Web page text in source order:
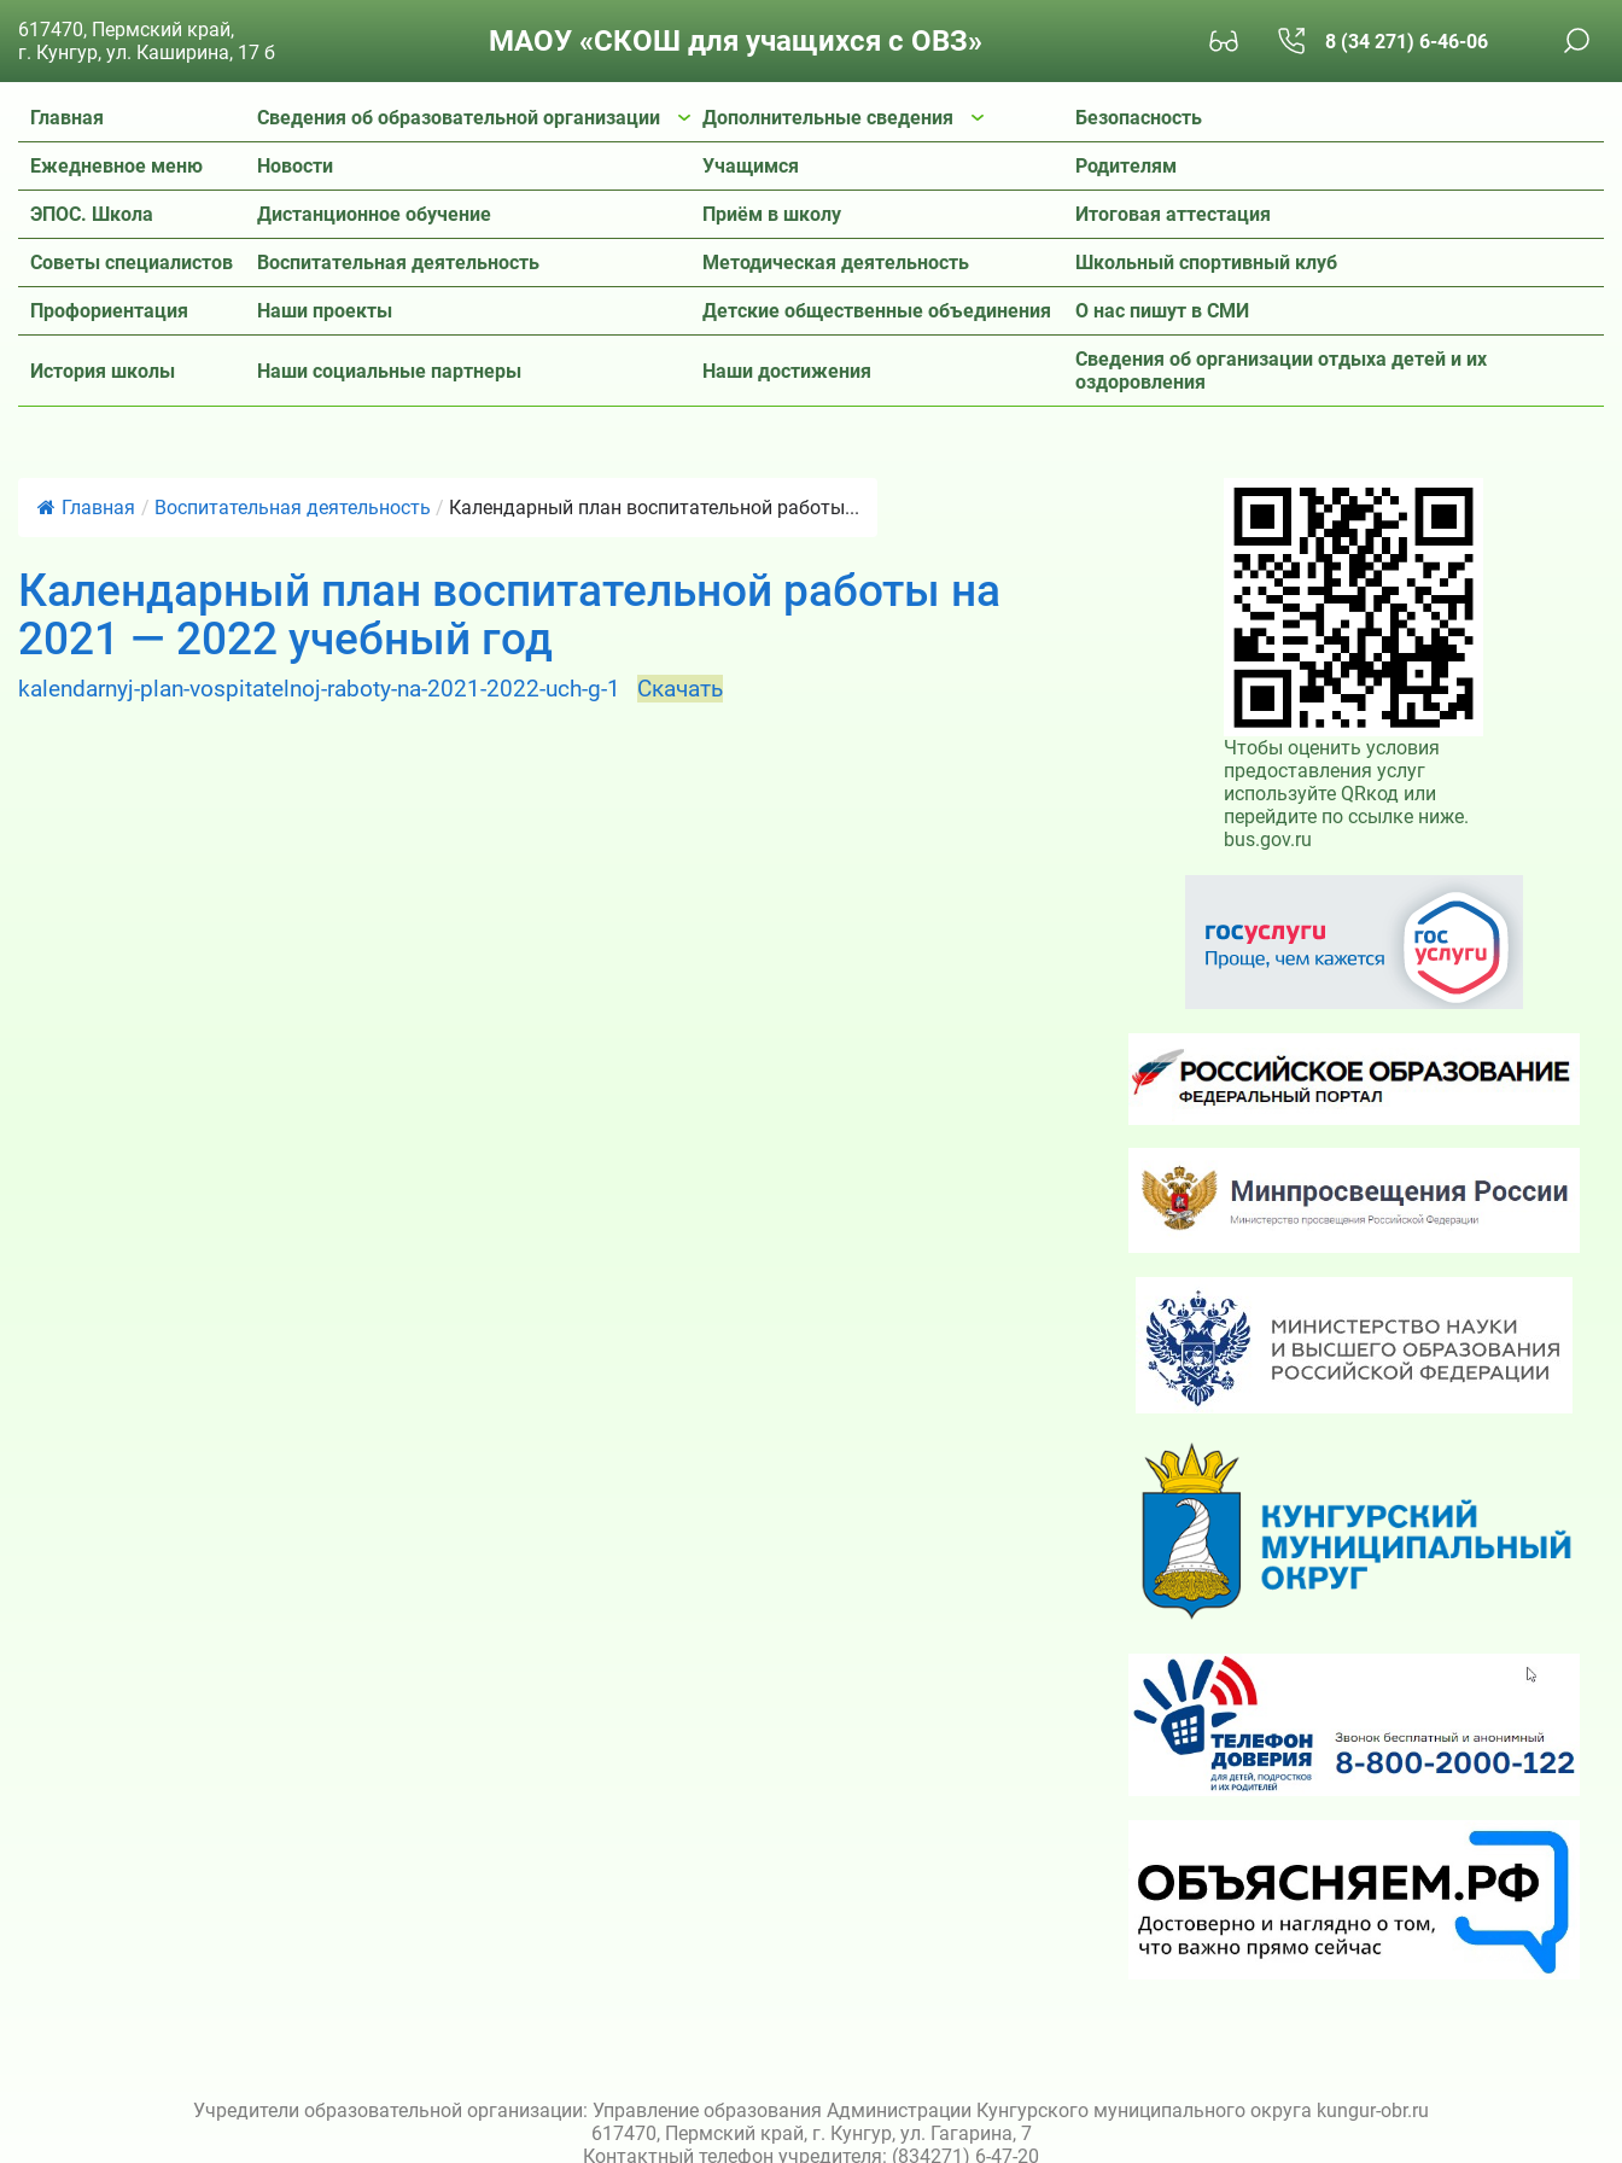
617470, Пермский край,
г. Кунгур, ул. Каширина, 17 б
МАОУ «СКОШ для учащихся с ОВЗ» 8 (34 271) 6-46-06
Главная Сведения об образовательной организации Дополнительные сведения Безопасность
Ежедневное меню Новости Учащимся Родителям
ЭПОС. Школа Дистанционное обучение Приём в школу Итоговая аттестация
Советы специалистов Воспитательная деятельность Методическая деятельность Школьный спортивный клуб
Профориентация Наши проекты Детские общественные объединения О нас пишут в СМИ
История школы Наши социальные партнеры Наши достижения
Сведения об организации отдыха детей и их
оздоровления
Главная / Воспитательная деятельность / Календарный план воспитательной работы...
Календарный план воспитательной работы на
2021 — 2022 учебный год
kalendarnyj-plan-vospitatelnoj-raboty-na-2021-2022-uch-g-1 Скачать
Чтобы оценить условия
предоставления услуг
используйте QRкод или
перейдите по ссылке ниже.
bus.gov.ru
Учредители образовательной организации: Управление образования Администрации Кунгурского муниципального округа kungur-obr.ru
617470, Пермский край, г. Кунгур, ул. Гагарина, 7
Контактный телефон учредителя: (834271) 6-47-20